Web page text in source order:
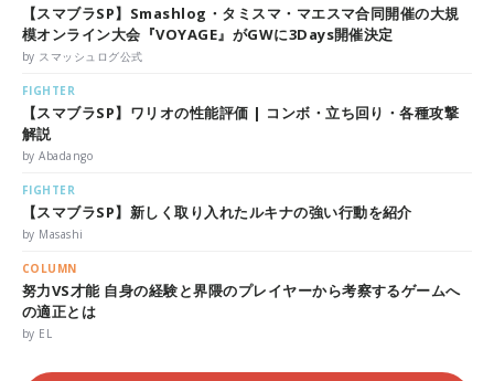
【スマブラSP】Smashlog・タミスマ・マエスマ合同開催の大規
模オンライン大会『VOYAGE』がGWに3Days開催決定
by スマッシュログ公式
FIGHTER
【スマブラSP】ワリオの性能評価 | コンボ・立ち回り・各種攻撃
解説
by Abadango
FIGHTER
【スマブラSP】新しく取り入れたルキナの強い行動を紹介
by Masashi
COLUMN
努力VS才能 自身の経験と界隈のプレイヤーから考察するゲームへ
の適正とは
by EL